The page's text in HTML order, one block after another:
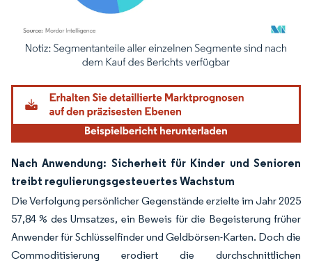
Bild © Mordor Intelligence. Wiederverwendung erfordert Namensnennung
Nach Anwendung: Sicherheit für Kinder und Senioren
treibt regulierungsgesteuertes Wachstum
Die Verfolgung persönlicher Gegenstände erzielte im Jahr 2025
57,84 % des Umsatzes, ein Beweis für die Begeisterung früher
Anwender für Schlüsselfinder und Geldbörsen-Karten. Doch die
Commoditisierung erodiert die durchschnittlichen